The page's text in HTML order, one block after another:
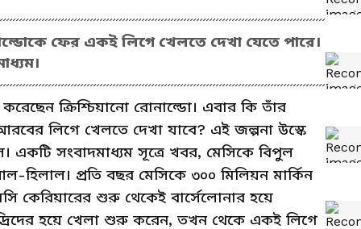
ফের একই লিগে খেলতে দেখা যেতে পারে।
ক্রিশ্চিয়ানো রোনাল্ডো। এবার কি তাঁর
লিগে খেলতে দেখা যাবে? এই জল্পনা উস্কে
সংবাদমাধ্যম সূত্রে খবর, মেসিকে বিপুল
হিলাল। প্রতি বছর মেসিকে ৩০০ মিলিয়ন মার্কিন
কেরিয়ারের শুরু থেকেই বার্সেলোনার হয়ে
হয়ে খেলা শুরু করেন, তখন থেকে একই লিগে